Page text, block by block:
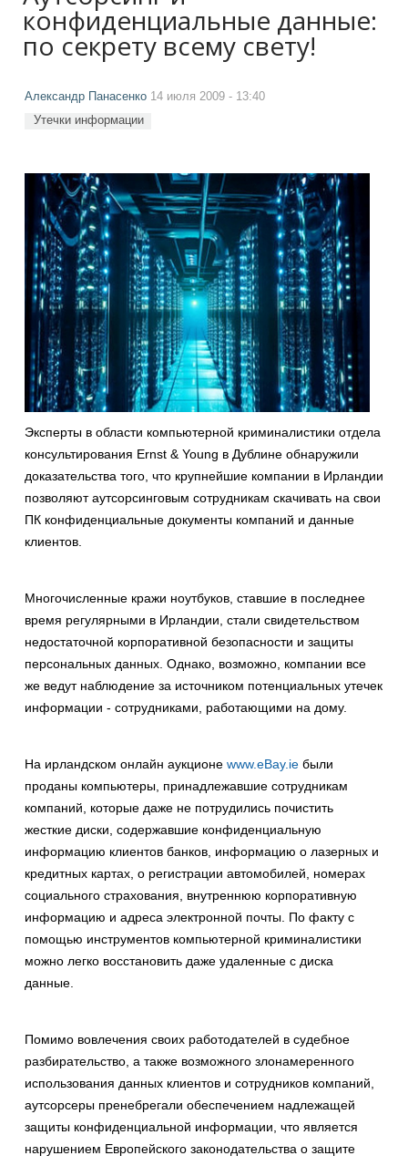
конфиденциальные данные:
по секрету всему свету!
Александр Панасенко 14 июля 2009 - 13:40
Утечки информации
Эксперты в области компьютерной криминалистики отдела
консультирования Ernst & Young в Дублине обнаружили
доказательства того, что крупнейшие компании в Ирландии
позволяют аутсорсинговым сотрудникам скачивать на свои
ПК конфиденциальные документы компаний и данные
клиентов.
Многочисленные кражи ноутбуков, ставшие в последнее
время регулярными в Ирландии, стали свидетельством
недостаточной корпоративной безопасности и защиты
персональных данных. Однако, возможно, компании все
же ведут наблюдение за источником потенциальных утечек
информации - сотрудниками, работающими на дому.
На ирландском онлайн аукционе www.eBay.ie были
проданы компьютеры, принадлежавшие сотрудникам
компаний, которые даже не потрудились почистить
жесткие диски, содержавшие конфиденциальную
информацию клиентов банков, информацию о лазерных и
кредитных картах, о регистрации автомобилей, номерах
социального страхования, внутреннюю корпоративную
информацию и адреса электронной почты. По факту с
помощью инструментов компьютерной криминалистики
можно легко восстановить даже удаленные с диска
данные.
Помимо вовлечения своих работодателей в судебное
разбирательство, а также возможного злонамеренного
использования данных клиентов и сотрудников компаний,
аутсорсеры пренебрегали обеспечением надлежащей
защиты конфиденциальной информации, что является
нарушением Европейского законодательства о защите